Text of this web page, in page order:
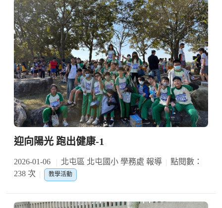
迎向陽光 跑出健康-1
2026-01-06 北屯區 北屯國小 學務處 報導
點閱數：
238 次
教學活動